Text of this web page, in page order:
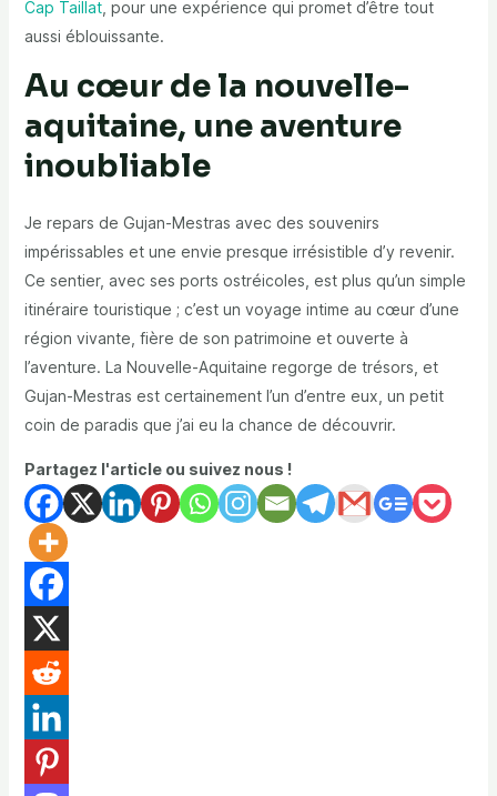
Cap Taillat, pour une expérience qui promet d’être tout
aussi éblouissante.
Au cœur de la nouvelle-
aquitaine, une aventure
inoubliable
Je repars de Gujan-Mestras avec des souvenirs
impérissables et une envie presque irrésistible d’y revenir.
Ce sentier, avec ses ports ostréicoles, est plus qu’un simple
itinéraire touristique ; c’est un voyage intime au cœur d’une
région vivante, fière de son patrimoine et ouverte à
l’aventure. La Nouvelle-Aquitaine regorge de trésors, et
Gujan-Mestras est certainement l’un d’entre eux, un petit
coin de paradis que j’ai eu la chance de découvrir.
Partagez l'article ou suivez nous !